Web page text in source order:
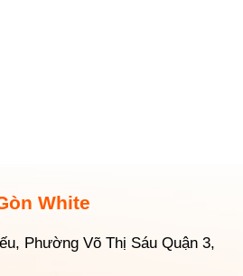
White
Phường Võ Thị Sáu Quận 3,